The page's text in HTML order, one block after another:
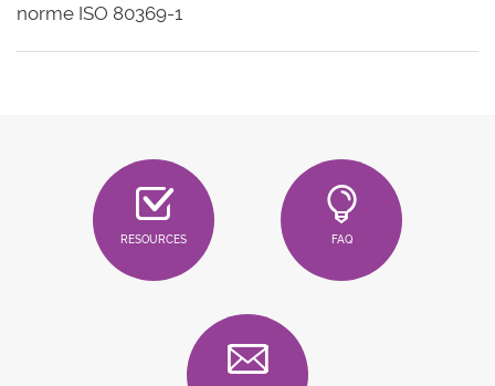
norme ISO 80369-1
RESOURCES FAQ